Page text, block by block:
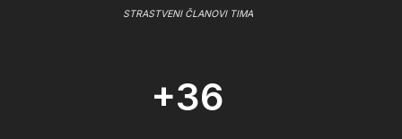
STRASTVENI ČLANOVI TIMA
+36